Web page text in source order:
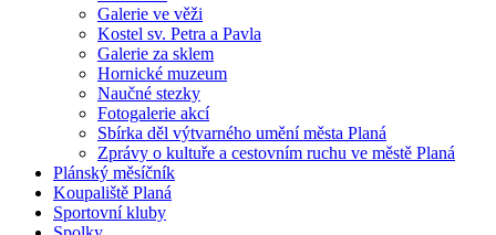
Galerie ve věži
Kostel sv. Petra a Pavla
Galerie za sklem
Hornické muzeum
Naučné stezky
Fotogalerie akcí
Sbírka děl výtvarného umění města Planá
Zprávy o kultuře a cestovním ruchu ve městě Planá
Plánský měsíčník
Koupaliště Planá
Sportovní kluby